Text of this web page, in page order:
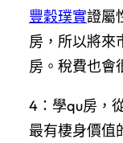
豐穀璞實證屬
房，所以將來
房。稅費也會
4：學qu房，
最有棲身價值